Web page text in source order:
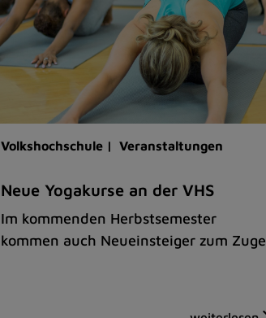
Volkshochschule | Veranstaltungen
Neue Yogakurse an der VHS
Im kommenden Herbstsemester
kommen auch Neueinsteiger zum Zuge